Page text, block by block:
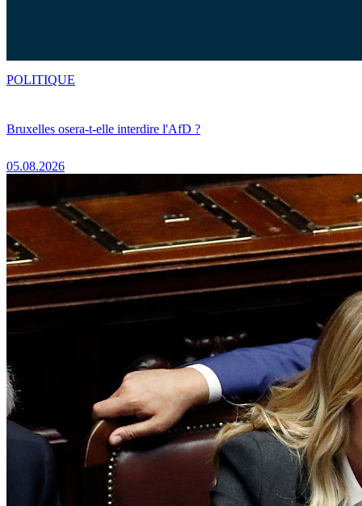
Bruxelles osera-t-elle interdire l'AfD ?
05.08.2026
POLITIQUE